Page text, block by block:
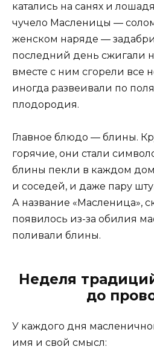
катались на санях и
чучело Масленицы —
женском наряде —
последний день сжигали
вместе с ним сгорели все
иногда развеивали по
плодородия.
Главное блюдо — блины.
горячие, они стали
блины пекли в каждом
и соседей, и даже пару
А название «Масленица»,
появилось из-за обилия
поливали блины.
Неделя
до
У каждого дня
имя и свой смысл: